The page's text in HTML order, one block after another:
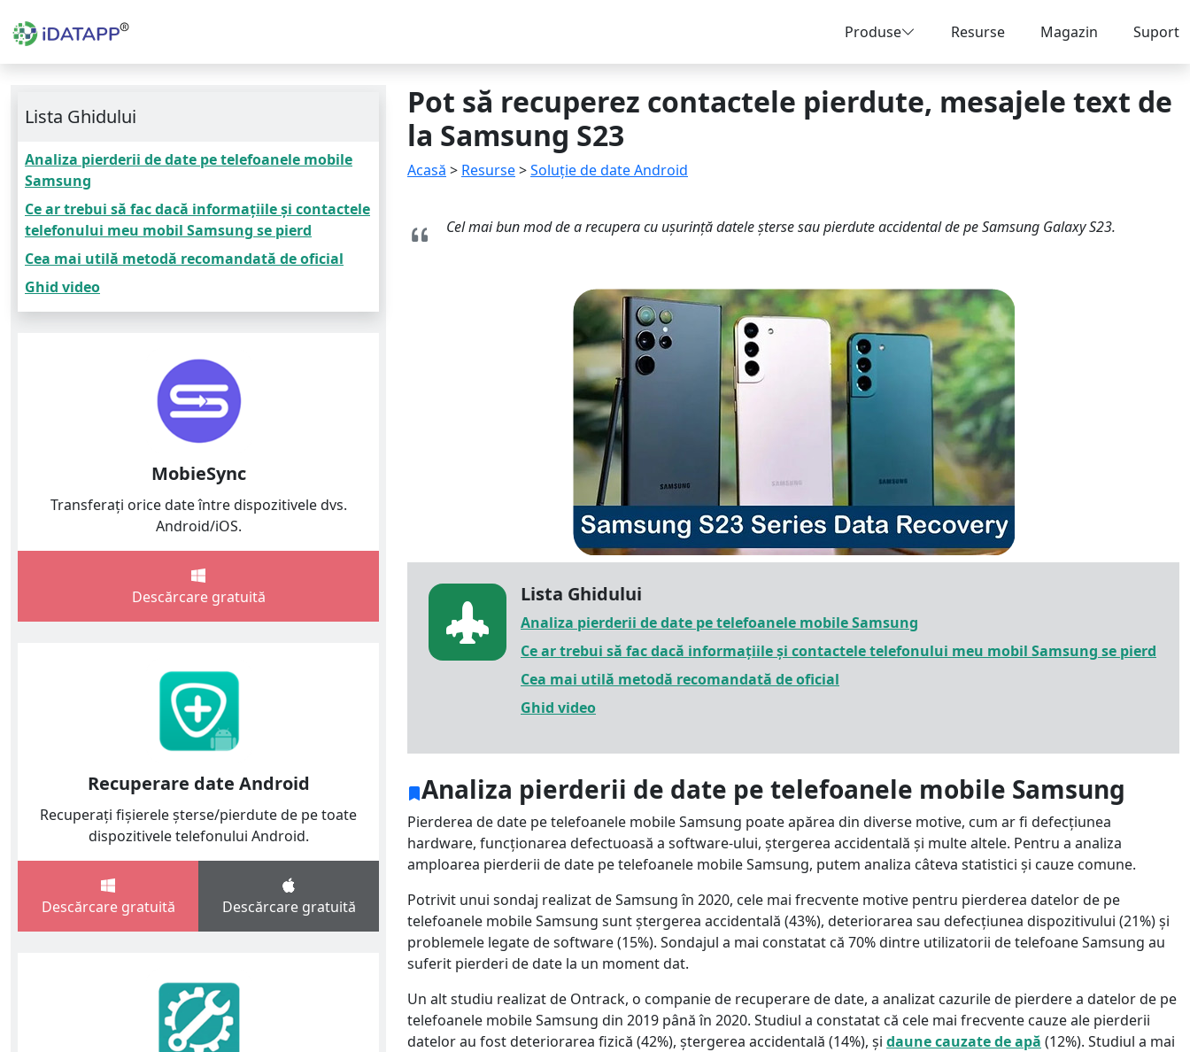
Produse Resurse Magazin Suport
Lista Ghidului
Analiza pierderii de date pe telefoanele mobile
Samsung
Ce ar trebui să fac dacă informațiile și contactele
telefonului meu mobil Samsung se pierd
Cea mai utilă metodă recomandată de oficial
Ghid video
MobieSync
Transferați orice date între dispozitivele dvs.
Android/iOS.
Descărcare gratuită
Recuperare date Android
Recuperați fișierele șterse/pierdute de pe toate
dispozitivele telefonului Android.
Descărcare gratuită Descărcare gratuită
Pot să recuperez contactele pierdute, mesajele text de
la Samsung S23
Acasă > Resurse>Soluție de date Android
Cel mai bun mod de a recupera cu ușurință datele șterse sau pierdute accidental de pe Samsung Galaxy S23.
Lista Ghidului
Analiza pierderii de date pe telefoanele mobile Samsung
Ce ar trebui să fac dacă informațiile și contactele telefonului meu mobil Samsung se pierd
Cea mai utilă metodă recomandată de oficial
Ghid video
Analiza pierderii de date pe telefoanele mobile Samsung
Pierderea de date pe telefoanele mobile Samsung poate apărea din diverse motive, cum ar fi defecțiunea
hardware, funcționarea defectuoasă a software-ului, ștergerea accidentală și multe altele. Pentru a analiza
amploarea pierderii de date pe telefoanele mobile Samsung, putem analiza câteva statistici și cauze comune.
Potrivit unui sondaj realizat de Samsung în 2020, cele mai frecvente motive pentru pierderea datelor de pe
telefoanele mobile Samsung sunt ștergerea accidentală (43%), deteriorarea sau defecțiunea dispozitivului (21%) și
problemele legate de software (15%). Sondajul a mai constatat că 70% dintre utilizatorii de telefoane Samsung au
suferit pierderi de date la un moment dat.
Un alt studiu realizat de Ontrack, o companie de recuperare de date, a analizat cazurile de pierdere a datelor de pe
telefoanele mobile Samsung din 2019 până în 2020. Studiul a constatat că cele mai frecvente cauze ale pierderii
datelor au fost deteriorarea fizică (42%), ștergerea accidentală (14%), și daune cauzate de apă (12%). Studiul a mai